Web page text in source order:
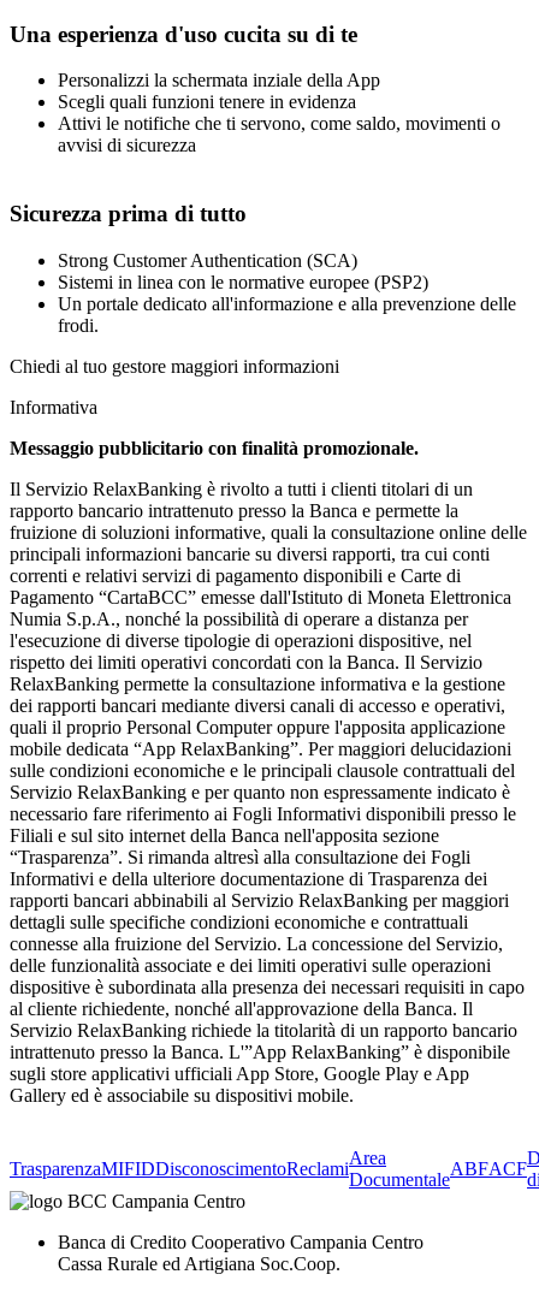
Una esperienza d'uso cucita su di te
Personalizzi la schermata inziale della App
Scegli quali funzioni tenere in evidenza
Attivi le notifiche che ti servono, come saldo, movimenti o
avvisi di sicurezza
Sicurezza prima di tutto
Strong Customer Authentication (SCA)
Sistemi in linea con le normative europee (PSP2)
Un portale dedicato all'informazione e alla prevenzione delle
frodi.
Chiedi al tuo gestore maggiori informazioni
Informativa
Messaggio pubblicitario con finalità promozionale.
Il Servizio RelaxBanking è rivolto a tutti i clienti titolari di un
rapporto bancario intrattenuto presso la Banca e permette la
fruizione di soluzioni informative, quali la consultazione online delle
principali informazioni bancarie su diversi rapporti, tra cui conti
correnti e relativi servizi di pagamento disponibili e Carte di
Pagamento “CartaBCC” emesse dall'Istituto di Moneta Elettronica
Numia S.p.A., nonché la possibilità di operare a distanza per
l'esecuzione di diverse tipologie di operazioni dispositive, nel
rispetto dei limiti operativi concordati con la Banca. Il Servizio
RelaxBanking permette la consultazione informativa e la gestione
dei rapporti bancari mediante diversi canali di accesso e operativi,
quali il proprio Personal Computer oppure l'apposita applicazione
mobile dedicata “App RelaxBanking”. Per maggiori delucidazioni
sulle condizioni economiche e le principali clausole contrattuali del
Servizio RelaxBanking e per quanto non espressamente indicato è
necessario fare riferimento ai Fogli Informativi disponibili presso le
Filiali e sul sito internet della Banca nell'apposita sezione
“Trasparenza”. Si rimanda altresì alla consultazione dei Fogli
Informativi e della ulteriore documentazione di Trasparenza dei
rapporti bancari abbinabili al Servizio RelaxBanking per maggiori
dettagli sulle specifiche condizioni economiche e contrattuali
connesse alla fruizione del Servizio. La concessione del Servizio,
delle funzionalità associate e dei limiti operativi sulle operazioni
dispositive è subordinata alla presenza dei necessari requisiti in capo
al cliente richiedente, nonché all'approvazione della Banca. Il
Servizio RelaxBanking richiede la titolarità di un rapporto bancario
intrattenuto presso la Banca. L'”App RelaxBanking” è disponibile
sugli store applicativi ufficiali App Store, Google Play e App
Gallery ed è associabile su dispositivi mobile.
TrasparenzaMIFIDDisconoscimentoReclami
Area
Documentale
ABFACF
Banca di Credito Cooperativo Campania Centro
Cassa Rurale ed Artigiana Soc.Coop.